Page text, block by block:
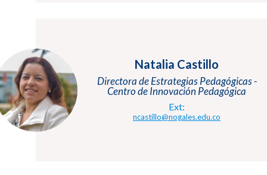
Natalia Castillo
Directora de Estrategias Pedagógicas -
Centro de Innovación Pedagógica
Ext:
ncastillo@nogales.edu.co